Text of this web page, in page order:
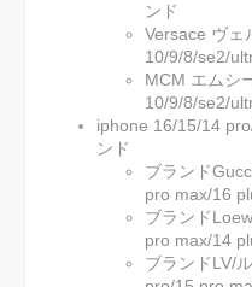
ンド
Versace ヴェ
10/9/8/se2/
MCM エムシ
10/9/8/se2/
iphone 16/15/14
ンド
ブランド
pro max/16
ブランド
pro max/14
ブランドLV/